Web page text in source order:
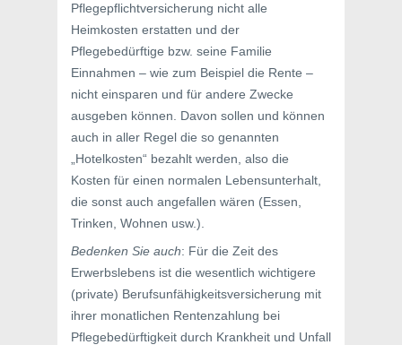
Pflegepflichtversicherung nicht alle
Heimkosten erstatten und der
Pflegebedürftige bzw. seine Familie
Einnahmen – wie zum Beispiel die Rente –
nicht einsparen und für andere Zwecke
ausgeben können. Davon sollen und können
auch in aller Regel die so genannten
„Hotelkosten“ bezahlt werden, also die
Kosten für einen normalen Lebensunterhalt,
die sonst auch angefallen wären (Essen,
Trinken, Wohnen usw.).
Bedenken Sie auch: Für die Zeit des
Erwerbslebens ist die wesentlich wichtigere
(private) Berufsunfähigkeitsversicherung mit
ihrer monatlichen Rentenzahlung bei
Pflegebedürftigkeit durch Krankheit und Unfall